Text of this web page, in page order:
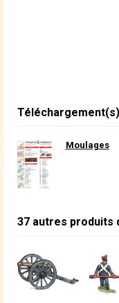
Téléchargement(s)
Moulages
37 autres produits